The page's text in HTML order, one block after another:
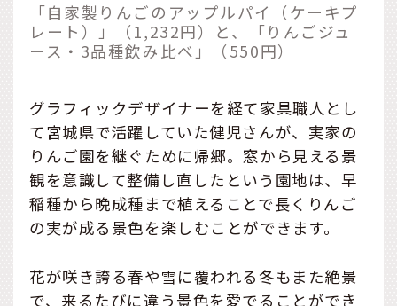
「自家製りんごのアップルパイ（ケーキプ
レート）」（1,232円）と、「りんごジュ
ース・3品種飲み比べ」（550円）
グラフィックデザイナーを経て家具職人とし
て宮城県で活躍していた健児さんが、実家の
りんご園を継ぐために帰郷。窓から見える景
観を意識して整備し直したという園地は、早
稲種から晩成種まで植えることで長くりんご
の実が成る景色を楽しむことができます。
花が咲き誇る春や雪に覆われる冬もまた絶景
で、来るたびに違う景色を愛でることができ